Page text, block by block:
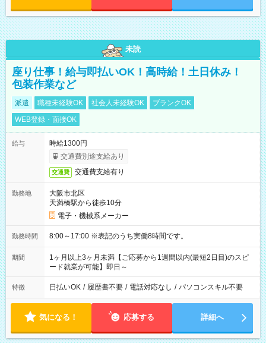
未読
座り仕事！給与即払いOK！高時給！土日休み！
包装作業など
派遣 職種未経験OK 社会人未経験OK
ブランクOK
WEB登録・面接OK
給与
時給1300円
交通費別途支給あり
交通費 交通費支給有り
勤務地
大阪市北区
天満橋駅から徒歩10分
電子・機械系メーカー
勤務時間 8:00～17:00 ※表記のうち実働8時間です。
期間
1ヶ月以上3ヶ月未満【ご応募から1週間以内(最短2日目)のスピ
ード就業が可能】即日～
特徴 日払いOK / 履歴書不要 / 電話対応なし / パソコンスキル不要
気になる！ 応募する 詳細へ